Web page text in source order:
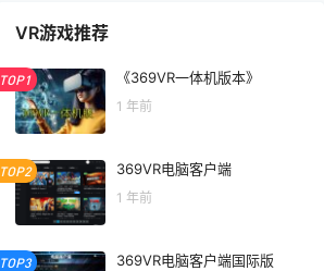
VR游戏推荐
TOP1 《369VR一体机版本》
1 年前
TOP2 369VR电脑客户端
1 年前
TOP3 369VR电脑客户端国际版